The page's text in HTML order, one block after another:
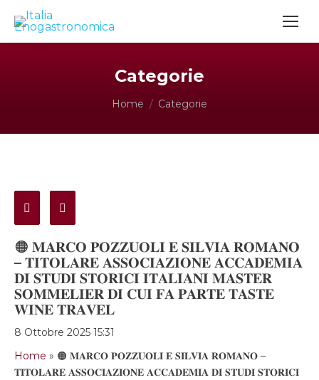
Categorie
Tu sei qui:
Home Categorie
🟠 𝐌𝐀𝐑𝐂𝐎 𝐏𝐎𝐙𝐙𝐔𝐎𝐋𝐈 𝐄 𝐒𝐈𝐋𝐕𝐈𝐀 𝐑𝐎𝐌𝐀𝐍𝐎
– 𝐓𝐈𝐓𝐎𝐋𝐀𝐑𝐄 𝐀𝐒𝐒𝐎𝐂𝐈𝐀𝐙𝐈𝐎𝐍𝐄 𝐀𝐂𝐂𝐀𝐃𝐄𝐌𝐈𝐀
𝐃𝐈 𝐒𝐓𝐔𝐃𝐈 𝐒𝐓𝐎𝐑𝐈𝐂𝐈 𝐈𝐓𝐀𝐋𝐈𝐀𝐍𝐈 𝐌𝐀𝐒𝐓𝐄𝐑
𝐒𝐎𝐌𝐌𝐄𝐋𝐈𝐄𝐑 𝐃𝐈 𝐂𝐔𝐈 𝐅𝐀 𝐏𝐀𝐑𝐓𝐄 𝐓𝐀𝐒𝐓𝐄
𝐖𝐈𝐍𝐄 𝐓𝐑𝐀𝐕𝐄𝐋
8 Ottobre 2025 15:31
Home » 🟠 𝐌𝐀𝐑𝐂𝐎 𝐏𝐎𝐙𝐙𝐔𝐎𝐋𝐈 𝐄 𝐒𝐈𝐋𝐕𝐈𝐀 𝐑𝐎𝐌𝐀𝐍𝐎 –
𝐓𝐈𝐓𝐎𝐋𝐀𝐑𝐄 𝐀𝐒𝐒𝐎𝐂𝐈𝐀𝐙𝐈𝐎𝐍𝐄 𝐀𝐂𝐂𝐀𝐃𝐄𝐌𝐈𝐀 𝐃𝐈 𝐒𝐓𝐔𝐃𝐈 𝐒𝐓𝐎𝐑𝐈𝐂𝐈